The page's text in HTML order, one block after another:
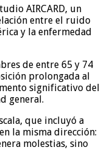
AIRCARD, un
entre el ruido
y la enfermedad
de entre 65 y 74
prolongada al
significativo del
general.
que incluyó a
la misma dirección:
molestias, sino